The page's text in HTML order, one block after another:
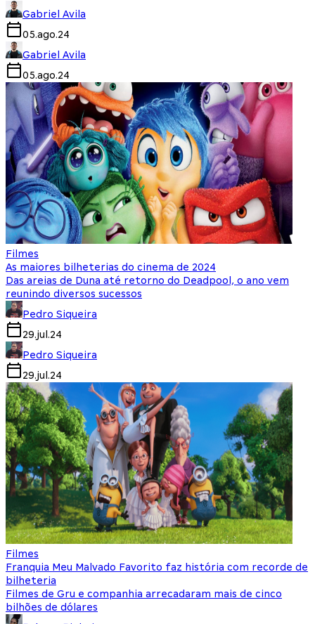
Gabriel Avila
05.ago.24
Gabriel Avila
05.ago.24
Filmes
As maiores bilheterias do cinema de 2024
Das areias de Duna até retorno do Deadpool, o ano vem
reunindo diversos sucessos
Pedro Siqueira
29.jul.24
Pedro Siqueira
29.jul.24
Filmes
Franquia Meu Malvado Favorito faz história com recorde de
bilheteria
Filmes de Gru e companhia arrecadaram mais de cinco
bilhões de dólares